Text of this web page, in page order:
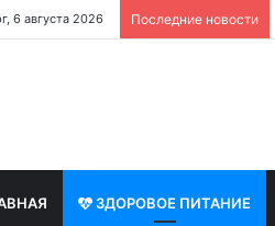
6 августа 2026 Последние новости
ЗДОРОВОЕ ПИТАНИЕ